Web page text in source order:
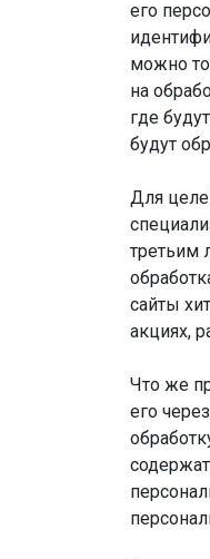
его
можно
на
где
будут
Для
третьим
сайты
акциях,
Что же
его